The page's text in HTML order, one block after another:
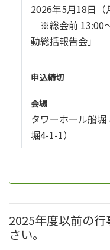
2026年5月18日（
※総会前 13:00
動総括報告会」
申込締切
会場
タワーホール船
堀4-1-1）
2025年度以前の
さい。